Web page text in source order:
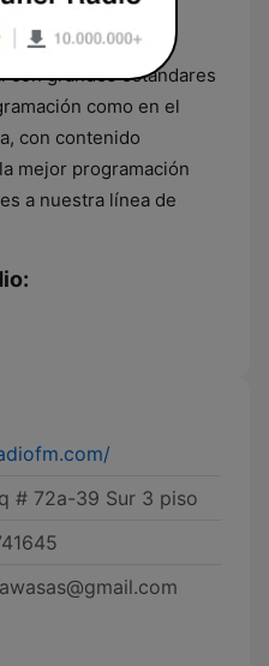
con grandes estándares
como en el
con contenido
mejor programación
a nuestra línea de
# 72a-39 Sur 3 piso